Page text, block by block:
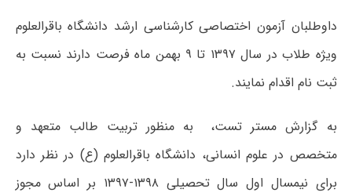
داوطلبان آزمون اختصاصی کارشناسی ارشد دانشگاه باقرالعلوم
ویژه طلاب در سال ۱۳۹۷ تا ۹ بهمن ماه فرصت دارند نسبت به
ثبت نام اقدام نمایند.
به گزارش مستر تست، به منظور تربیت طالب متعهد و
متخصص در علوم انسانی، دانشگاه باقرالعلوم (ع) در نظر دارد
برای نیمسال اول سال تحصیلی ۱۳۹۸-۱۳۹۷ بر اساس مجوز